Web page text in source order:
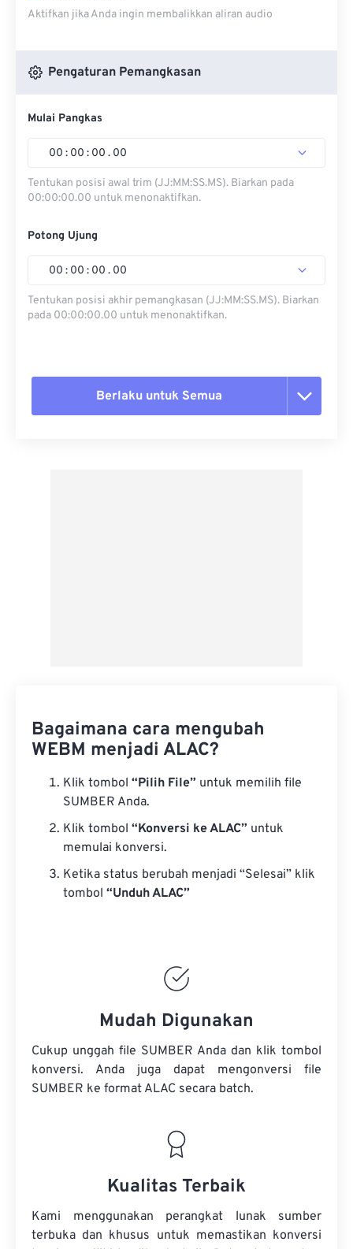
Aktifkan jika Anda ingin membalikkan aliran audio
Pengaturan Pemangkasan
Mulai Pangkas
00 : 00 : 00 . 00
Tentukan posisi awal trim (JJ:MM:SS.MS). Biarkan pada
00:00:00.00 untuk menonaktifkan.
Potong Ujung
00 : 00 : 00 . 00
Tentukan posisi akhir pemangkasan (JJ:MM:SS.MS). Biarkan
pada 00:00:00.00 untuk menonaktifkan.
Berlaku untuk Semua
Bagaimana cara mengubah
WEBM menjadi ALAC?
Klik tombol “Pilih File” untuk memilih file
SUMBER Anda.
Klik tombol “Konversi ke ALAC” untuk
memulai konversi.
Ketika status berubah menjadi “Selesai” klik
tombol “Unduh ALAC”
Mudah Digunakan
Cukup unggah file SUMBER Anda dan klik tombol
konversi. Anda juga dapat mengonversi file
SUMBER ke format ALAC secara batch.
Kualitas Terbaik
Kami menggunakan perangkat lunak sumber
terbuka dan khusus untuk memastikan konversi